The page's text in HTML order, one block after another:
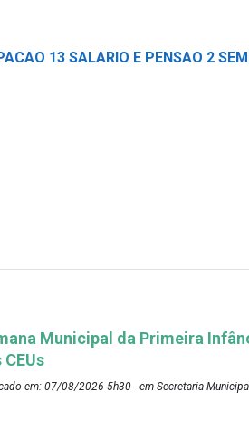
13 SALARIO E PENSAO 2
Municipal da Primeira
CEUs
em: 07/08/2026 5h30 - em Secretaria